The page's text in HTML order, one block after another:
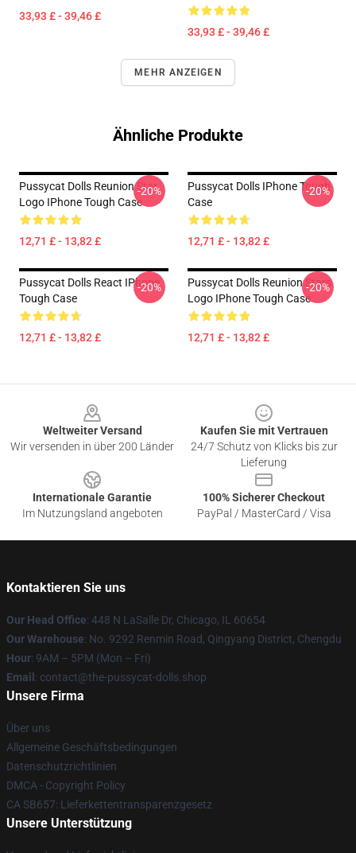
33,93 £ - 39,46 £
33,93 £ - 39,46 £
MEHR ANZEIGEN
Ähnliche Produkte
Pussycat Dolls Reunion Star
Logo IPhone Tough Case
12,71 £ - 13,82 £
-20%
Pussycat Dolls IPhone Tough
Case
12,71 £ - 13,82 £
-20%
Pussycat Dolls React IPhone
Tough Case
12,71 £ - 13,82 £
-20%
Pussycat Dolls Reunion Stars
Logo IPhone Tough Case
12,71 £ - 13,82 £
-20%
Weltweiter Versand
Wir versenden in über 200 Länder
Kaufen Sie mit Vertrauen
24/7 Schutz von Klicks bis zur
Lieferung
Internationale Garantie
Im Nutzungsland angeboten
100% Sicherer Checkout
PayPal / MasterCard / Visa
Kontaktieren Sie uns
Our Head Office: 448 N LaSalle Dr, Chicago, IL 60654
Our Warehouse: No. 9292 Renmin Road, Qingyang District, Chengdu
Hour: 9AM – 5PM (Mon – Fri)
Email : contact@the-pussycat-dolls.shop
Unsere Firma
Über uns
Allgemeine Geschäftsbedingungen
Datenschutzrichtlinien
DMCA - Copyright Policy
CA SB657: Lieferkettentransparenzgesetz
Unsere Unterstützung